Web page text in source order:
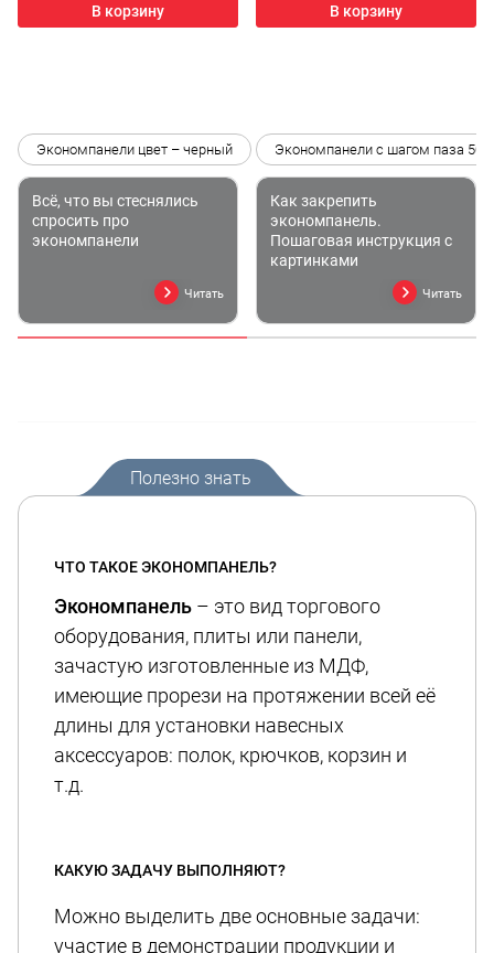
В корзину В корзину
Экономпанели цвет – черный Экономпанели с шагом паза 50
Всё, что вы стеснялись
спросить про
экономпанели
Читать
Как закрепить
экономпанель.
Пошаговая инструкция с
картинками
Читать
Полезно знать
ЧТО ТАКОЕ ЭКОНОМПАНЕЛЬ?
Экономпанель – это вид торгового
оборудования, плиты или панели,
зачастую изготовленные из МДФ,
имеющие прорези на протяжении всей её
длины для установки навесных
аксессуаров: полок, крючков, корзин и
т.д.
КАКУЮ ЗАДАЧУ ВЫПОЛНЯЮТ?
Можно выделить две основные задачи:
участие в демонстрации продукции и